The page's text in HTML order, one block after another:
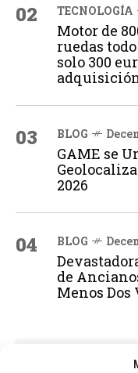
02 TECNOLOGÍA
Motor de
ruedas
solo 300
03 BLOG
GAME se
2026
04 BLOG
de
Menos